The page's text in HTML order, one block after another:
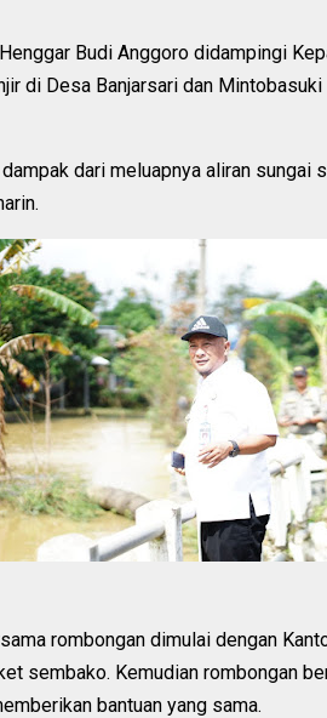
Budi Anggoro didampingi
di Desa Banjarsari dan
dari meluapnya aliran sungai
rombongan dimulai dengan
sembako. Kemudian rombongan
bantuan yang sama.